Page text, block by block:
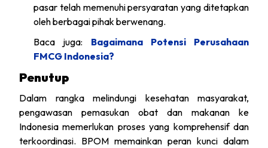
pasar telah memenuhi persyaratan yang ditetapkan
oleh berbagai pihak berwenang.
Baca juga: Bagaimana Potensi Perusahaan
FMCG Indonesia?
Penutup
Dalam rangka melindungi kesehatan masyarakat,
pengawasan pemasukan obat dan makanan ke
Indonesia memerlukan proses yang komprehensif dan
terkoordinasi. BPOM memainkan peran kunci dalam